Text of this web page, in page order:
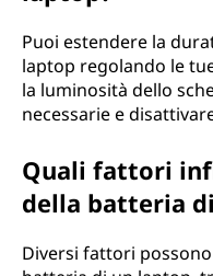
Puoi estendere la
laptop regolando le
la luminosità dello
necessarie e
Quali fattori
della batteria
Diversi fattori